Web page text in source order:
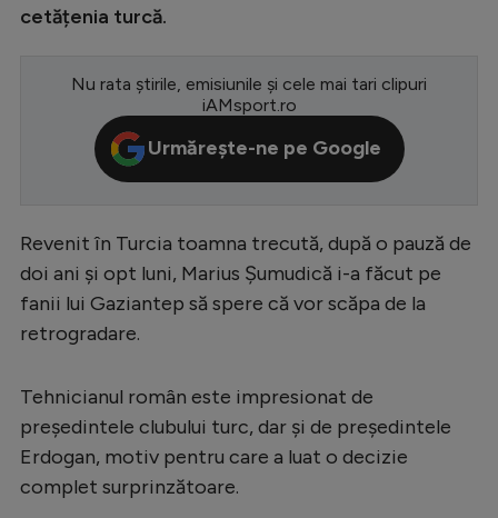
Europa League
Conference League
CM 2026
Serie A
Bundesliga
Campionate
Starurile fotbalului
cetățenia turcă.
Nu rata știrile, emisiunile și cele mai tari clipuri
iAMsport.ro
Urmărește-ne pe Google
Revenit în Turcia toamna trecută, după o pauză de
doi ani și opt luni, Marius Șumudică i-a făcut pe
fanii lui Gaziantep să spere că vor scăpa de la
retrogradare.
Tehnicianul român este impresionat de
președintele clubului turc, dar și de președintele
Erdogan, motiv pentru care a luat o decizie
complet surprinzătoare.